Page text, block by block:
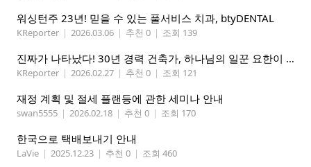
워싱턴주 23년! 믿을 수 있는 풀서비스 치과, btyDENTAL
KReporter | 2026.03.06 | 추천 0 | 조회 139
진짜가 나타났다! 30년 경력 건축가, 하나님의 일꾼 요한이 책임 시공합니다.
KReporter | 2026.02.27 | 추천 0 | 조회 121
재정 계획 및 절세 플랜등에 관한 세미나 안내
swan5555 | 2026.02.18 | 추천 0 | 조회 170
한국으로 택배보내기 안내
LaVie | 2025.12.23 | 추천 0 | 조회 460